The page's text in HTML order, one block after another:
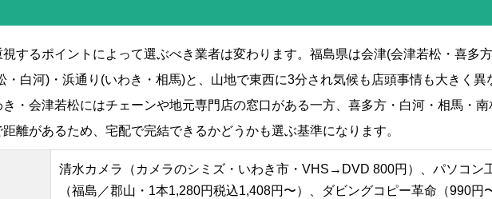
するポイントによって選ぶべき業者は変わります。福島県は会津(会津若松・喜多
・白河)・浜通り(いわき・相馬)と、山地で東西に3分され気候も店頭事情も大きく異
・会津若松にはチェーンや地元専門店の窓口がある一方、喜多方・白河・相馬・南
離があるため、宅配で完結できるかどうかも選ぶ基準になります。
清水カメラ（カメラのシミズ・いわき市・VHS→DVD 800円）、パソコン
（福島／郡山・1本1,280円税込1,408円〜）、ダビングコピー革命（990円